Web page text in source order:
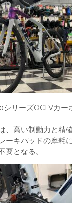
リーズOCLVカー
、高い制動力と精
ーキパッドの摩耗
要となる。